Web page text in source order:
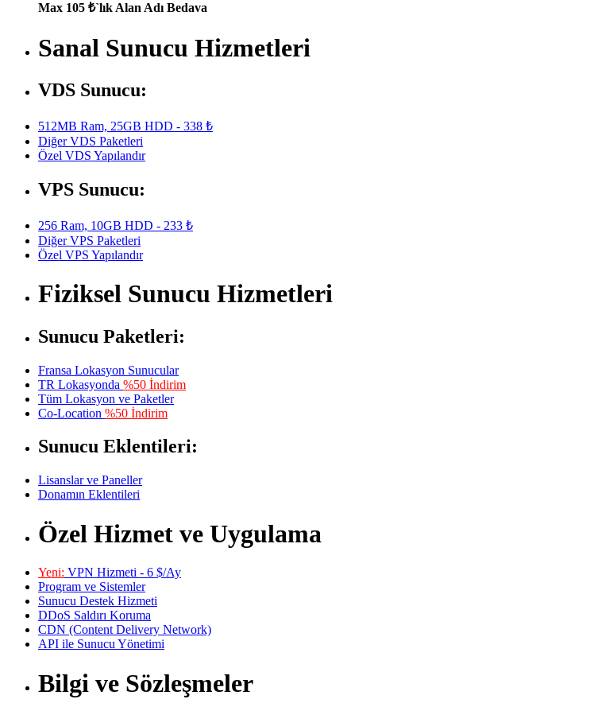
Max 105 ₺`lık Alan Adı Bedava
Sanal Sunucu Hizmetleri
VDS Sunucu:
512MB Ram, 25GB HDD - 338 ₺
Diğer VDS Paketleri
Özel VDS Yapılandır
VPS Sunucu:
256 Ram, 10GB HDD - 233 ₺
Diğer VPS Paketleri
Özel VPS Yapılandır
Fiziksel Sunucu Hizmetleri
Sunucu Paketleri:
Fransa Lokasyon Sunucular
TR Lokasyonda %50 İndirim
Tüm Lokasyon ve Paketler
Co-Location %50 İndirim
Sunucu Eklentileri:
Lisanslar ve Paneller
Donamın Eklentileri
Özel Hizmet ve Uygulama
Yeni: VPN Hizmeti - 6 $/Ay
Program ve Sistemler
Sunucu Destek Hizmeti
DDoS Saldırı Koruma
CDN (Content Delivery Network)
API ile Sunucu Yönetimi
Bilgi ve Sözleşmeler